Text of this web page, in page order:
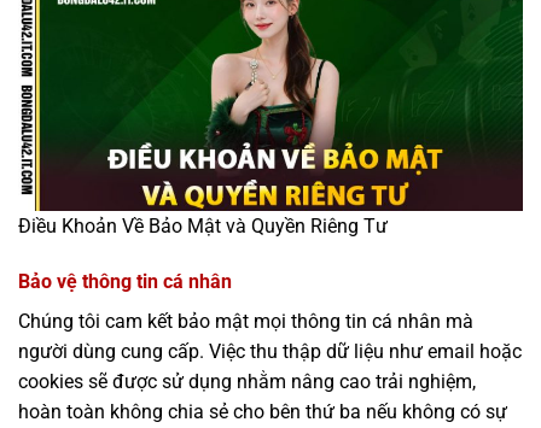
Điều Khoản Về Bảo Mật và Quyền Riêng Tư
Bảo vệ thông tin cá nhân
Chúng tôi cam kết bảo mật mọi thông tin cá nhân mà
người dùng cung cấp. Việc thu thập dữ liệu như email hoặc
cookies sẽ được sử dụng nhằm nâng cao trải nghiệm,
hoàn toàn không chia sẻ cho bên thứ ba nếu không có sự